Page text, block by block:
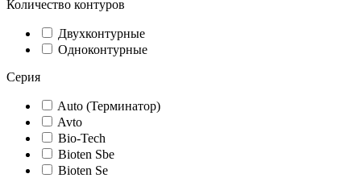
Количество контуров
Двухконтурные
Одноконтурные
Серия
Auto (Терминатор)
Avto
Bio-Tech
Bioten Sbe
Bioten Se